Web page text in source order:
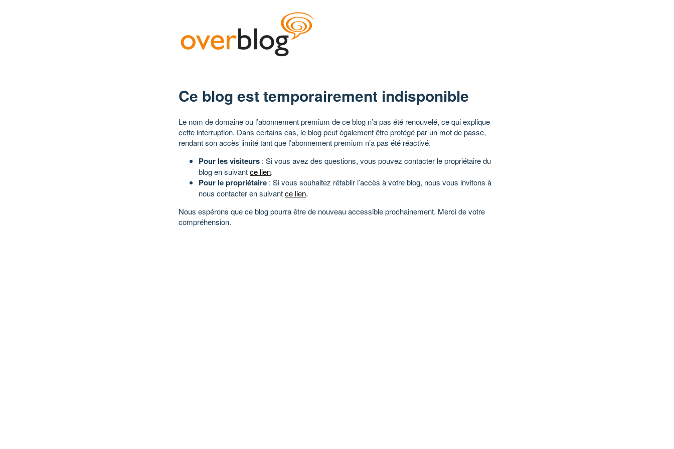
Ce blog est temporairement indisponible
Le nom de domaine ou l’abonnement premium de ce blog n’a pas été renouvelé, ce qui explique
cette interruption. Dans certains cas, le blog peut également être protégé par un mot de passe,
rendant son accès limité tant que l’abonnement premium n’a pas été réactivé.
Pour les visiteurs : Si vous avez des questions, vous pouvez contacter le propriétaire du
blog en suivantce lien.
Pour le propriétaire : Si vous souhaitez rétablir l’accès à votre blog, nous vous invitons à
nous contacter en suivantce lien.
Nous espérons que ce blog pourra être de nouveau accessible prochainement. Merci de votre
compréhension.